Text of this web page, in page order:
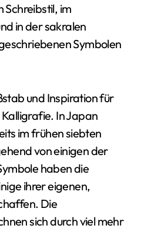
Schreibstil, im
in der sakralen
Symbolen
und Inspiration für
In Japan
im frühen siebten
von einigen der
haben die
ihrer eigenen,
Die
sich durch viel mehr